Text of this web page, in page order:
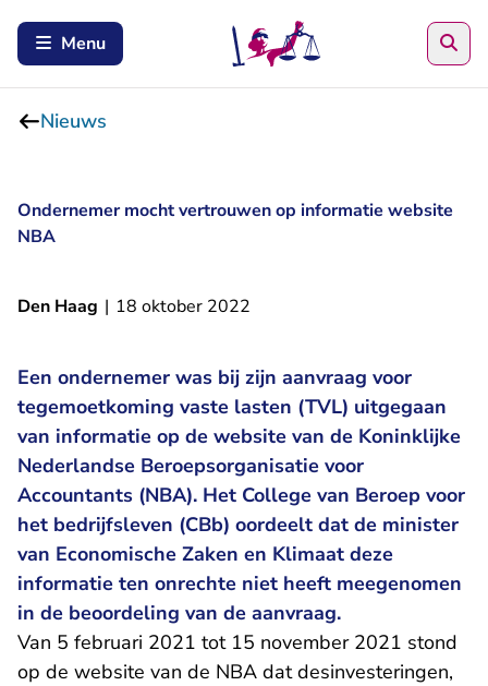
Menu
Nieuws
Ondernemer mocht vertrouwen op informatie website
NBA
Den Haag | 18 oktober 2022
Een ondernemer was bij zijn aanvraag voor
tegemoetkoming vaste lasten (TVL) uitgegaan
van informatie op de website van de Koninklijke
Nederlandse Beroepsorganisatie voor
Accountants (NBA). Het College van Beroep voor
het bedrijfsleven (CBb) oordeelt dat de minister
van Economische Zaken en Klimaat deze
informatie ten onrechte niet heeft meegenomen
in de beoordeling van de aanvraag.
Van 5 februari 2021 tot 15 november 2021 stond
op de website van de NBA dat desinvesteringen,